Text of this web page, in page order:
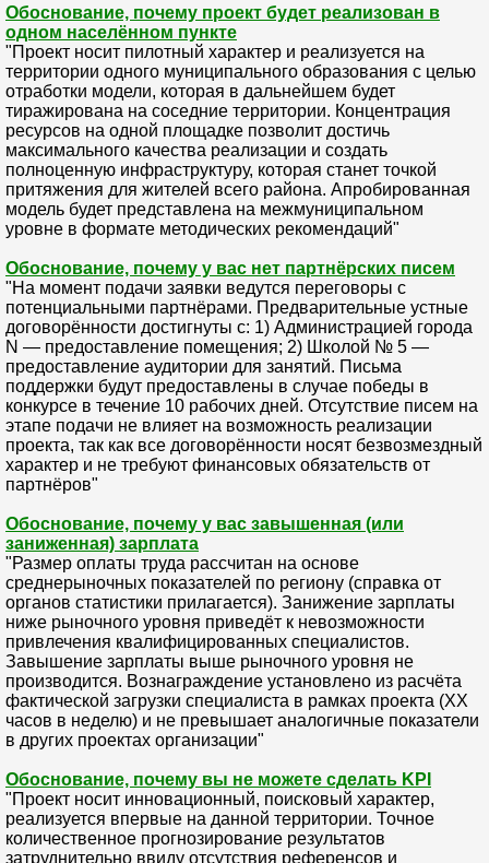
Обоснование, почему проект будет реализован в
одном населённом пункте
"Проект носит пилотный характер и реализуется на
территории одного муниципального образования с целью
отработки модели, которая в дальнейшем будет
тиражирована на соседние территории. Концентрация
ресурсов на одной площадке позволит достичь
максимального качества реализации и создать
полноценную инфраструктуру, которая станет точкой
притяжения для жителей всего района. Апробированная
модель будет представлена на межмуниципальном
уровне в формате методических рекомендаций"
Обоснование, почему у вас нет партнёрских писем
"На момент подачи заявки ведутся переговоры с
потенциальными партнёрами. Предварительные устные
договорённости достигнуты с: 1) Администрацией города
N — предоставление помещения; 2) Школой № 5 —
предоставление аудитории для занятий. Письма
поддержки будут предоставлены в случае победы в
конкурсе в течение 10 рабочих дней. Отсутствие писем на
этапе подачи не влияет на возможность реализации
проекта, так как все договорённости носят безвозмездный
характер и не требуют финансовых обязательств от
партнёров"
Обоснование, почему у вас завышенная (или
заниженная) зарплата
"Размер оплаты труда рассчитан на основе
среднерыночных показателей по региону (справка от
органов статистики прилагается). Занижение зарплаты
ниже рыночного уровня приведёт к невозможности
привлечения квалифицированных специалистов.
Завышение зарплаты выше рыночного уровня не
производится. Вознаграждение установлено из расчёта
фактической загрузки специалиста в рамках проекта (XX
часов в неделю) и не превышает аналогичные показатели
в других проектах организации"
Обоснование, почему вы не можете сделать KPI
"Проект носит инновационный, поисковый характер,
реализуется впервые на данной территории. Точное
количественное прогнозирование результатов
затруднительно ввиду отсутствия референсов и